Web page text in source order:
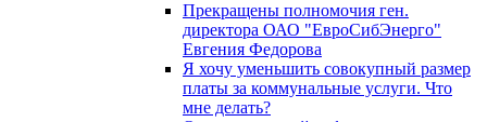
Прекращены полномочия ген.
директора ОАО "ЕвроСибЭнерго"
Евгения Федорова
Я хочу уменьшить совокупный размер
платы за коммунальные услуги. Что
мне делать?